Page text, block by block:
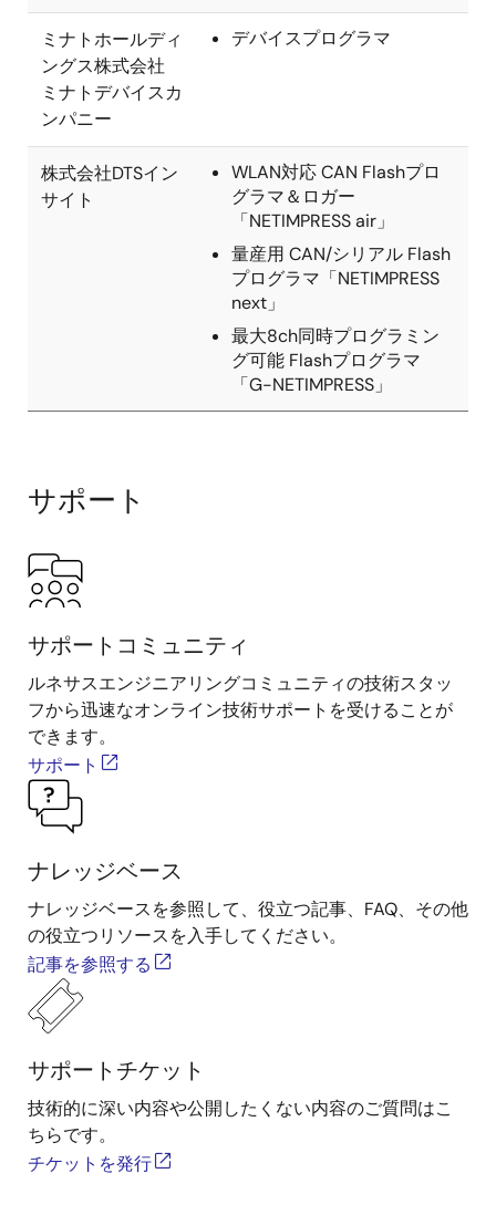
ミナトホールディ
ングス株式会社
ミナトデバイスカ
ンパニー
デバイスプログラマ
株式会社DTSイン
サイト
WLAN対応 CAN Flashプロ
グラマ＆ロガー
「NETIMPRESS air」
量産用 CAN/シリアル Flash
プログラマ「NETIMPRESS
next」
最大8ch同時プログラミン
グ可能 Flashプログラマ
「G-NETIMPRESS」
サポート
サポートコミュニティ
ルネサスエンジニアリングコミュニティの技術スタッ
フから迅速なオンライン技術サポートを受けることが
できます。
サポート
ナレッジベース
ナレッジベースを参照して、役立つ記事、FAQ、その他
の役立つリソースを入手してください。
記事を参照する
サポートチケット
技術的に深い内容や公開したくない内容のご質問はこ
ちらです。
チケットを発行